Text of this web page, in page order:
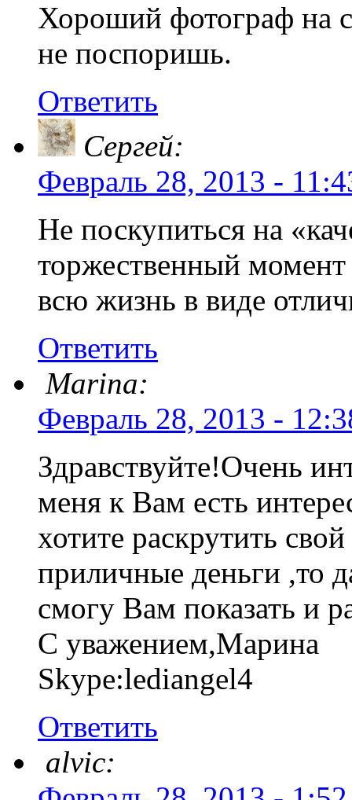
Хороший фотограф на
не поспоришь.
Ответить
Сергей:
Февраль 28, 2013 -
Не поскупиться на
торжественный
всю жизнь в виде
Ответить
Marina:
Февраль 28, 2013 -
Здравствуйте!Очень
меня к Вам есть
хотите раскрутить
приличные деньги ,то
смогу Вам показать и
С уважением,Марина
Skype:lediangel4
Ответить
alvic: